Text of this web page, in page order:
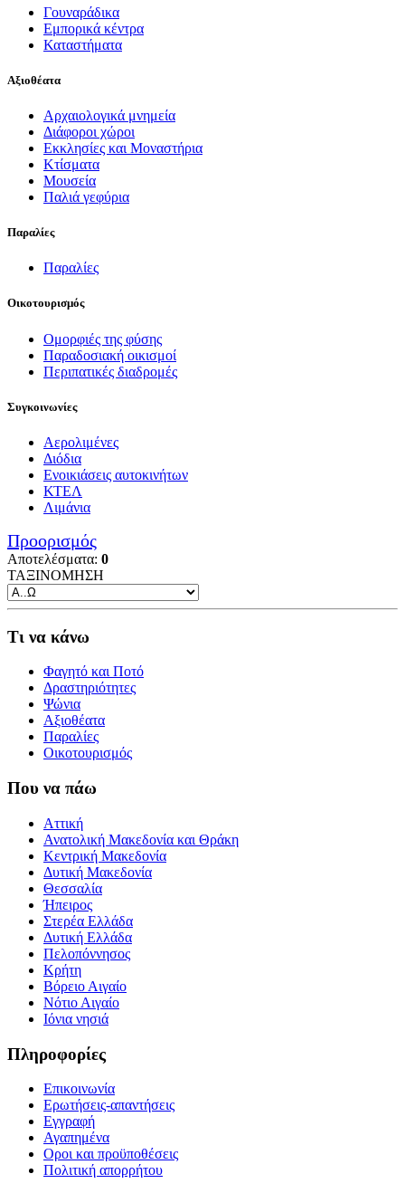
Γουναράδικα
Εμπορικά κέντρα
Καταστήματα
Αξιοθέατα
Αρχαιολογικά μνημεία
Διάφοροι χώροι
Εκκλησίες και Μοναστήρια
Κτίσματα
Μουσεία
Παλιά γεφύρια
Παραλίες
Παραλίες
Οικοτουρισμός
Ομορφιές της φύσης
Παραδοσιακή οικισμοί
Περιπατικές διαδρομές
Συγκοινωνίες
Αερολιμένες
Διόδια
Ενοικιάσεις αυτοκινήτων
ΚΤΕΛ
Λιμάνια
Προορισμός
Αποτελέσματα: 0
ΤΑΞΙΝΟΜΗΣΗ
Τι να κάνω
Φαγητό και Ποτό
Δραστηριότητες
Ψώνια
Αξιοθέατα
Παραλίες
Οικοτουρισμός
Που να πάω
Αττική
Ανατολική Μακεδονία και Θράκη
Κεντρική Μακεδονία
Δυτική Μακεδονία
Θεσσαλία
Ήπειρος
Στερέα Ελλάδα
Δυτική Ελλάδα
Πελοπόννησος
Κρήτη
Βόρειο Αιγαίο
Νότιο Αιγαίο
Ιόνια νησιά
Πληροφορίες
Επικοινωνία
Ερωτήσεις-απαντήσεις
Εγγραφή
Αγαπημένα
Οροι και προϋποθέσεις
Πολιτική απορρήτου